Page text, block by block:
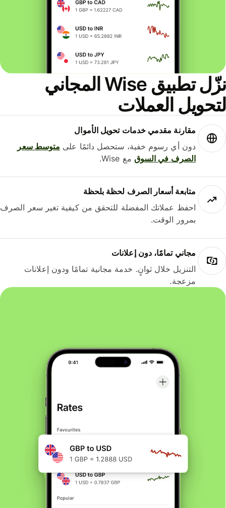
نزّل تطبيق Wise المجاني
العملات
مقارنة مقدمي خدمات تحويل الأموال
دون أي رسوم خفية، ستحصل دائمًا علىمتوسط ​​سعر
الصرف في السوقمع Wise.
متابعة أسعار الصرف لحظة بلحظة
احفظ عملاتك المفضلة للتحقق من كيفية تغير سعر الصرف
بمرور الوقت.
مجاني تمامًا، دون إعلانات
التنزيل خلال ثوانٍ. خدمة مجانية تمامًا ودون إعلانات
مزعجة.